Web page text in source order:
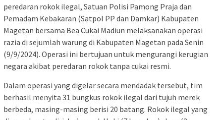
peredaran rokok ilegal, Satuan Polisi Pamong Praja dan
Pemadam Kebakaran (Satpol PP dan Damkar) Kabupaten
Magetan bersama Bea Cukai Madiun melaksanakan operasi
razia di sejumlah warung di Kabupaten Magetan pada Senin
(9/9/2024). Operasi ini bertujuan untuk mengurangi kerugian
negara akibat peredaran rokok tanpa cukai resmi.
Dalam operasi yang digelar secara mendadak tersebut, tim
berhasil menyita 31 bungkus rokok ilegal dari tujuh merek
berbeda, masing-masing berisi 20 batang. Rokok ilegal yang